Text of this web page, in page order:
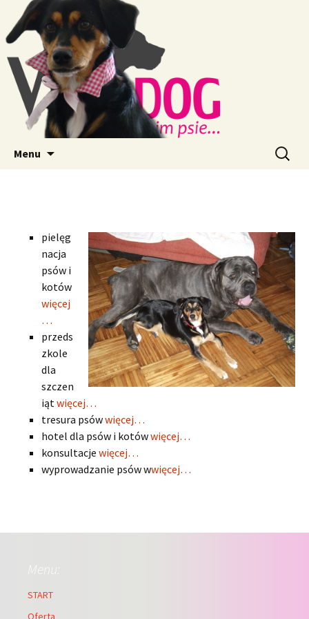
Menu Szukaj:
pielęg
nacja
psów i
kotów
więcej
…
przeds
zkole
dla
szczen
iątwięcej…
tresura psówwięcej…
hotel dla psów i kotówwięcej…
konsultacje więcej…
wyprowadzanie psów wwięcej…
Menu:
START
Oferta